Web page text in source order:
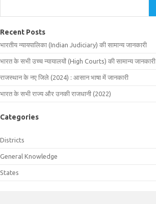
Recent Posts
भारतीय न्यायपालिका (Indian Judiciary) की सामान्य जानकारी
भारत के सभी उच्च न्यायालयों (High Courts) की सामान्य जानकारी
राजस्थान के नए जिले (2024) : आसान भाषा में जानकारी
भारत के सभी राज्य और उनकी राजधानी (2022)
Categories
Districts
General Knowledge
States